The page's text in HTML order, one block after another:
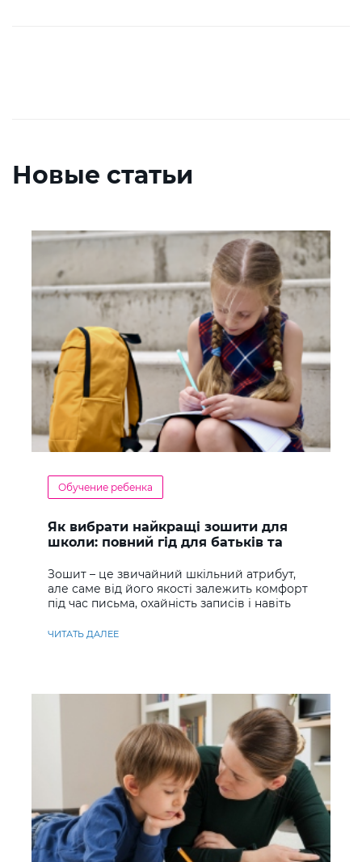
Новые статьи
Обучение ребенка
Як вибрати найкращі зошити для
школи: повний гід для батьків та
Зошит – це звичайний шкільний атрибут,
але саме від його якості залежить комфорт
під час письма, охайність записів і навіть
ЧИТАТЬ ДАЛЕЕ